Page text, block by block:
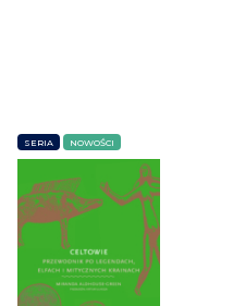
SERIA NOWOŚCI